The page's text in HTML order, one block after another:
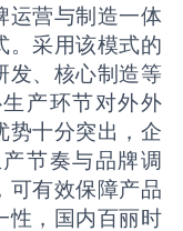
运营与制造一体
。采用该模式的
发、核心制造等
产环节对外外
势十分突出，企
节奏与品牌调
可有效保障产品
性，国内百丽时